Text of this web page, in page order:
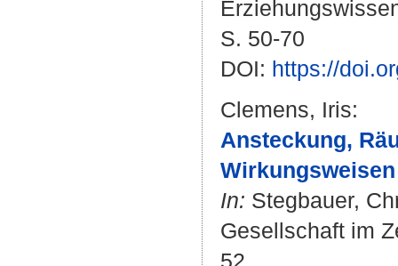
S. 50-70
DOI: https://
Clemens, Iris:
Ansteckung,
In: Stegbauer,
Gesellschaft im
52